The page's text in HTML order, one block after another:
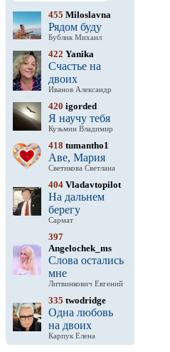
455 Miloslavna
Рядом буду
Бублик Михаил
422 Yanika
Счастье на
двоих
Иванов Александр
420 igorded
Я научу тебя
Кузьмин Владимир
418 tumantho1
Аве, Мария
Светикова Светлана
404 Vladavtopilot
На дальнем
берегу
Сармат
397
Angelochek_ms
Слова остались
мне
Литвинкович Евгений
335 twodridge
Одна любовь
на двоих
Карпук Елена